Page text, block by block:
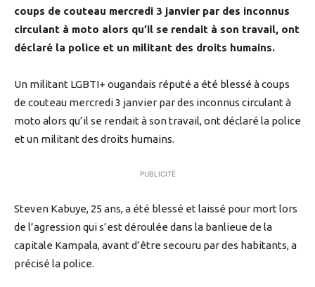
coups de couteau mercredi 3 janvier par des inconnus
circulant à moto alors qu’il se rendait à son travail, ont
déclaré la police et un militant des droits humains.
Un militant LGBTI+ ougandais réputé a été blessé à coups
de couteau mercredi 3 janvier par des inconnus circulant à
moto alors qu’il se rendait à son travail, ont déclaré la police
et un militant des droits humains.
PUBLICITÉ
Steven Kabuye, 25 ans, a été blessé et laissé pour mort lors
de l’agression qui s’est déroulée dans la banlieue de la
capitale Kampala, avant d’être secouru par des habitants, a
précisé la police.